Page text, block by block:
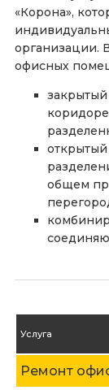
«Корона»,
организации.
офисных
общем
Услуга
Ремонт